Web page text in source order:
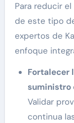
Para reducir
de este tipo
expertos de
enfoque
Fortalecer
suministro
Validar
continua